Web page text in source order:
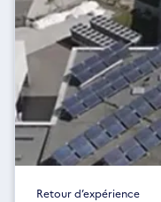
Retour d’expérience